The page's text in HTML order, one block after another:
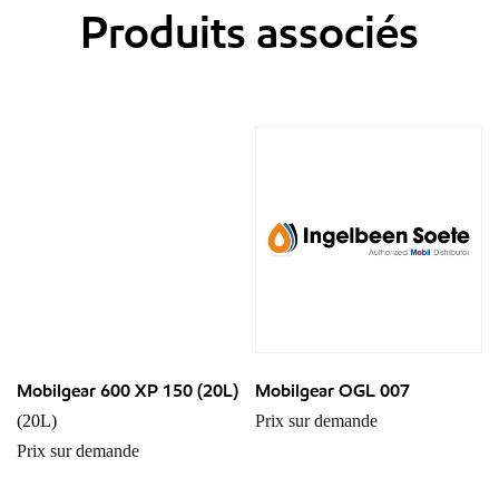
Produits associés
Mobilgear 600 XP 150 (20L)
(20L)
Prix sur demande
Mobilgear OGL 007
Prix sur demande